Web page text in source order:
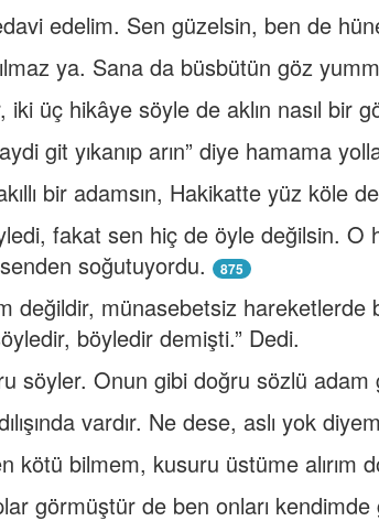
edelim. Sen güzelsin, ben de
ya. Sana da büsbütün göz
iki üç hikâye söyle de aklın nasıl bir
git yıkanıp arın” diye hamama
bir adamsın, Hakikatte yüz köle
fakat sen hiç de öyle değilsin. O
soğutuyordu.
875
değildir, münasebetsiz hareketlerde
böyledir demişti.” Dedi.
söyler. Onun gibi doğru sözlü adam
vardır. Ne dese, aslı yok
kötü bilmem, kusuru üstüme alırım
görmüştür de ben onları